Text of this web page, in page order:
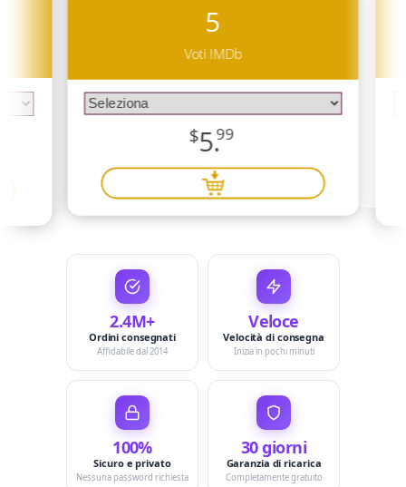
5
Voti IMDb
$5.99
2.4M+
Ordini consegnati
Affidabile dal 2014
Veloce
Velocità di consegna
Inizia in pochi minuti
100%
Sicuro e privato
Nessuna password richiesta
30 giorni
Garanzia di ricarica
Completamente gratuito